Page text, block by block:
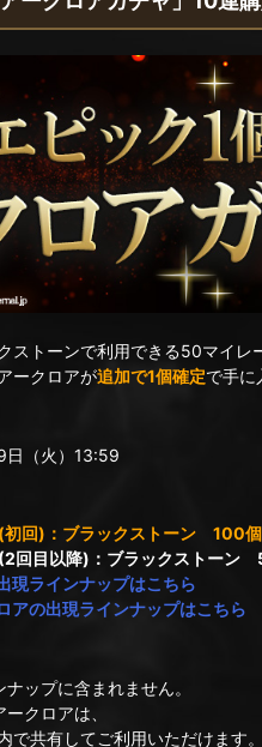
ストーンで利用できる50マイレ
ークロアが追加で1個確定で手に
（火）13:59
初回)：ブラックストーン 100個
回目以降)：ブラックストーン
現ラインナップはこちら
アの出現ラインナップはこちら
ップに含まれません。
クロアは、
共有してご利用いただけます。